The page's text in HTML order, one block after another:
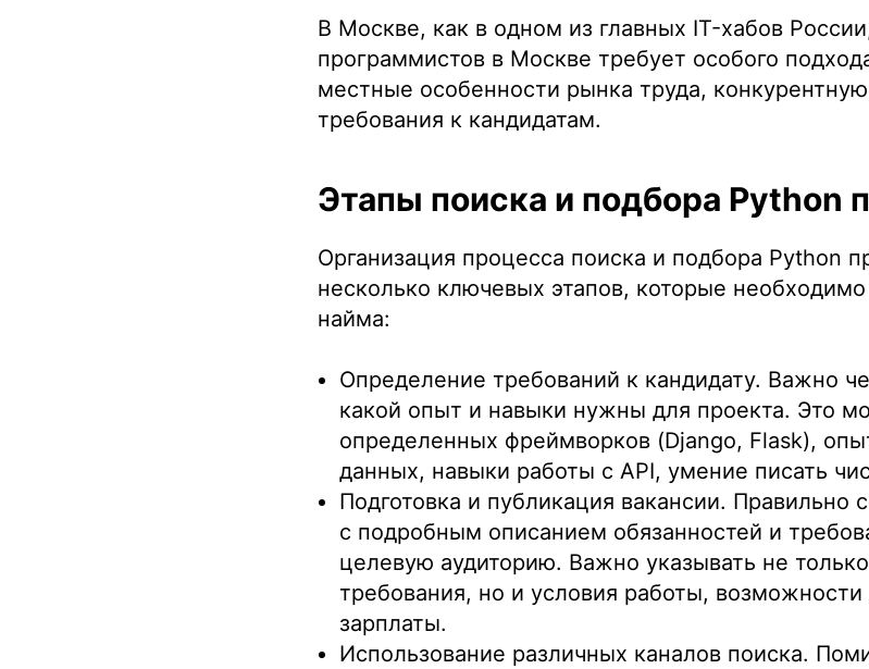
В Москве, как в одном из главных IT-хабов
программистов в Москве требует особого
местные особенности рынка труда,
требования к кандидатам.
Этапы поиска и подбора Python
Организация процесса поиска и подбора Python
несколько ключевых этапов, которые
найма:
Определение требований к кандидату. Важно
какой опыт и навыки нужны для проекта. Это
определенных фреймворков (Django, Flask),
данных, навыки работы с API, умение писать
Подготовка и публикация вакансии. Правильно
с подробным описанием обязанностей и
целевую аудиторию. Важно указывать не
требования, но и условия работы, возможности
зарплаты.
Использование различных каналов поиска.